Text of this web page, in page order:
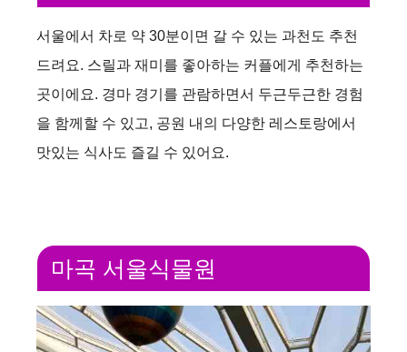
서울에서 차로 약 30분이면 갈 수 있는 과천도 추천
드려요. 스릴과 재미를 좋아하는 커플에게 추천하는
곳이에요. 경마 경기를 관람하면서 두근두근한 경험
을 함께할 수 있고, 공원 내의 다양한 레스토랑에서
맛있는 식사도 즐길 수 있어요.
마곡 서울식물원